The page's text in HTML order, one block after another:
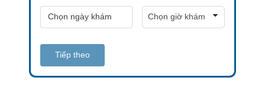
Tiếp theo